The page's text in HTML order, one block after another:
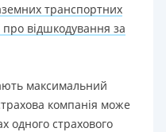
транспортних
відшкодування за
максимальний
компанія може
одного страхового